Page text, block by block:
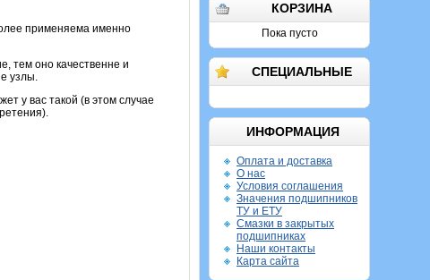
КОРЗИНА
Пока пусто
СПЕЦИАЛЬНЫЕ
ИНФОРМАЦИЯ
Оплата и доставка
О нас
Условия соглашения
Значения подшипников
ТУ и ЕТУ
Смазки в закрытых
подшипниках
Наши контакты
Карта сайта
применяема именно
тем оно качественне и
узлы.
у вас такой (в этом случае